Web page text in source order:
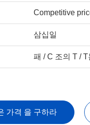
Competitive
삼십일
패 / C 조의 T / T
가격 을 구하라